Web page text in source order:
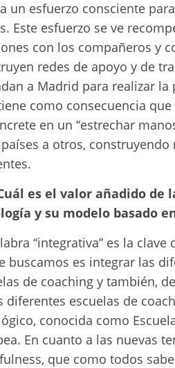
un esfuerzo consciente
Este esfuerzo se ve
con los compañeros y
redes de apoyo y de
a Madrid para realizar
como consecuencia
en un “estrechar
a otros,
es el valor añadido
y su modelo basado
“integrativa” es la
buscamos es integrar las
de coaching y también,
diferentes escuelas de
conocida como
En cuanto a las nuevas
que como todos